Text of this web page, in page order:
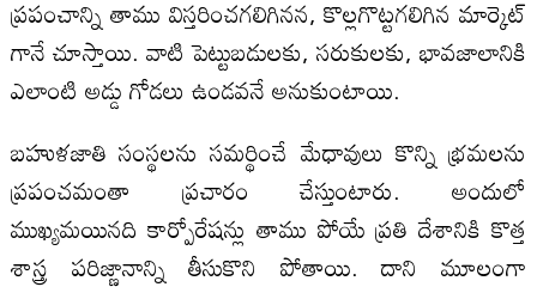
ప్రపంచాన్ని తాము విస్తరించగలిగినన, కొల్లగొట్టగలిగిన మార్కెట్
గానే చూస్తాయి. వాటి పెట్టుబడులకు, సరుకులకు, భావజాలానికి
ఎలాంటి అడ్డు గోడలు ఉండవనే అనుకుంటాయి.
బహుళజాతి సంస్థలను సమర్థించే మేధావులు కొన్ని భ్రమలను
ప్రపంచమంతా ప్రచారం చేస్తుంటారు. అందులో
ముఖ్యమయినది కార్పోరేషన్లు తాము పోయే ప్రతి దేశానికి కొత్త
శాస్త్ర పరిజ్ణానాన్ని తీసుకొని పోతాయి. దాని మూలంగా